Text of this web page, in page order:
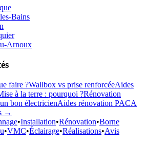
Bains
Arnoux
faire ?Wallbox vs prise renforcéeAides
à la terre : pourquoi ?Rénovation
bon électricienAides rénovation PACA
→
•Installation•Rénovation•Borne
•VMC•Éclairage•Réalisations•Avis